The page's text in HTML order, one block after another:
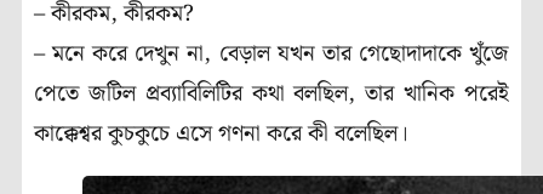
– কীরকম, কীরকম?
– মনে করে দেখুন না, বেড়াল যখন তার গেছোদাদাকে খুঁজে
পেতে জটিল প্রব্যাবিলিটির কথা বলছিল, তার খানিক পরেই
কাক্কেশ্বর কুচকুচে এসে গণনা করে কী বলেছিল।